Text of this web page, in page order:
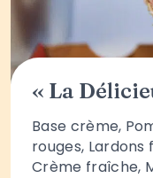
« La
Base crème,
rouges, Lardons
Crème fraîche,